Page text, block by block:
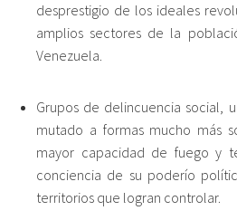
desprestigio de los ideales
amplios sectores de la
Venezuela.
Grupos de delincuencia social,
mutado a formas mucho más
mayor capacidad de fuego y
conciencia de su poderío
territorios que logran controlar.